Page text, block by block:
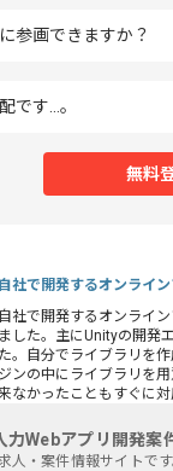
参画できますか？
です…。
無料
自社で開発するオンライ
自社で開発するオンライ
ました。主にUnityの開発
た。自分でライブラリを
ジンの中にライブラリを
なかったこともすぐに
Webアプリ開発案